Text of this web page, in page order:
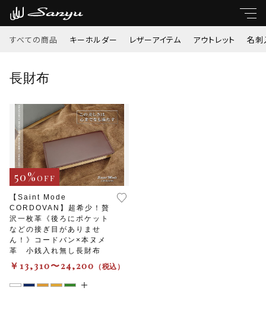
すべての商品 キーホルダー レザーアイテム アウトレット 名刺
長財布
【Saint Mode
CORDOVAN】超希少！贅
沢一枚革《後ろにポケット
などの接ぎ目がありませ
ん！》コードバン×本ヌメ
革 小銭入れ無し長財布
￥13,310〜24,200 （税込）
50%OFF
キーホルダー
レザーアイテム
アウトレット
名刺入れ・定期入れ
子カテゴリ
価格帯
並び順